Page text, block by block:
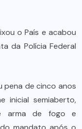
o País e acabou
da Polícia Federal
pena de cinco anos
inicial semiaberto,
arma de fogo e